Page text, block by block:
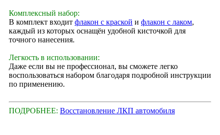
Комплексный набор:
В комплект входит флакон с краской и флакон с лаком,
каждый из которых оснащён удобной кисточкой для
точного нанесения.
Легкость в использовании:
Даже если вы не профессионал, вы сможете легко
воспользоваться набором благодаря подробной инструкции
по применению.
ПОДРОБНЕЕ: Восстановление ЛКП автомобиля